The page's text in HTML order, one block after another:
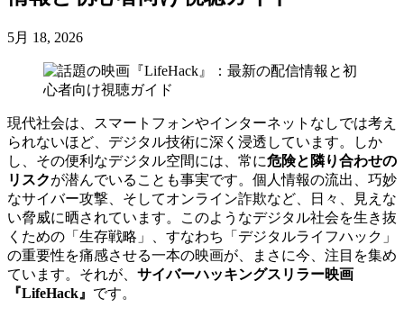
5月 18, 2026
現代社会は、スマートフォンやインターネットなしでは考え
られないほど、デジタル技術に深く浸透しています。しか
し、その便利なデジタル空間には、常に危険と隣り合わせの
リスクが潜んでいることも事実です。個人情報の流出、巧妙
なサイバー攻撃、そしてオンライン詐欺など、日々、見えな
い脅威に晒されています。このようなデジタル社会を生き抜
くための「生存戦略」、すなわち「デジタルライフハック」
の重要性を痛感させる一本の映画が、まさに今、注目を集め
ています。それが、 サイバーハッキングスリラー映画
『LifeHack』 です。